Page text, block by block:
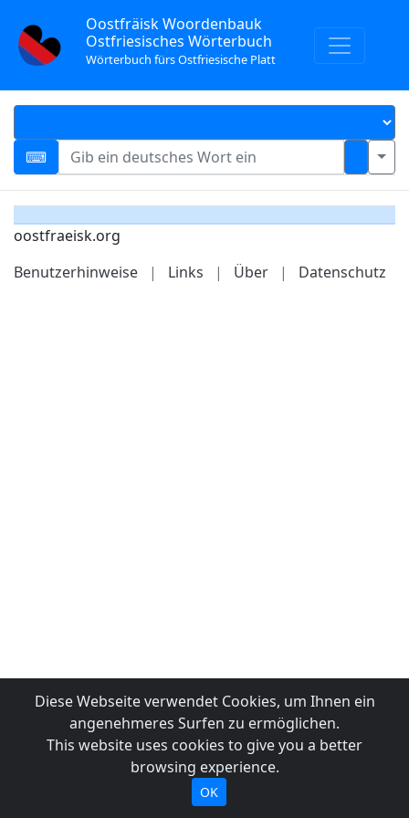
Oostfräisk Woordenbauk
Ostfriesisches Wörterbuch
Wörterbuch fürs Ostfriesische Platt
oostfraeisk.org
Benutzerhinweise
| Links | Über | Datenschutz
Diese Webseite verwendet Cookies, um Ihnen ein
angenehmeres Surfen zu ermöglichen.
This website uses cookies to give you a better
browsing experience.
OK